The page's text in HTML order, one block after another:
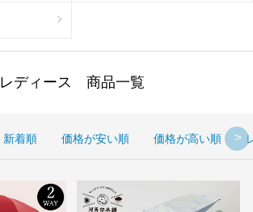
レディース 商品一覧
新着順 価格が安い順 価格が高い順